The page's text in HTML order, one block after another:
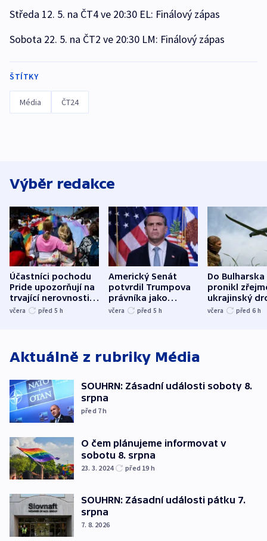
Středa 12. 5. na ČT4 ve 20:30 EL: Finálový zápas
Sobota 22. 5. na ČT2 ve 20:30 LM: Finálový zápas
ŠTÍTKY
Média ČT24
Výběr redakce
Účastníci pochodu
Pride upozorňují na
trvající nerovnosti i
společenskou
včera před 5 h
Americký Senát
potvrdil Trumpova
právníka jako
ministra
včera před 5 h
Do Bulharska
pronikl
ukrajinský
explodoval
včera před 6 h
Aktuálně z rubriky Média
SOUHRN: Zásadní události soboty 8.
srpna
před 7h
O čem plánujeme informovat v
sobotu 8. srpna
23. 3. 2024 před 19 h
SOUHRN: Zásadní události pátku 7.
srpna
7. 8. 2026